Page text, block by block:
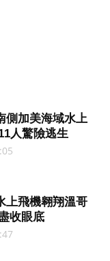
側加美海域水上
人驚險逃生
上飛機翱翔溫哥
收眼底